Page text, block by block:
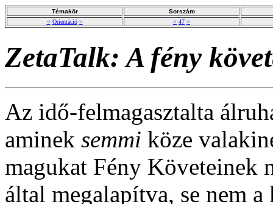
Témakör
Sorszám
< Orientáció > < 47 >
ZetaTalk: A fény
Az idő-felmagasztalta
aminek semmi köze
magukat Fény Követeinek
által megalapítva, se nem